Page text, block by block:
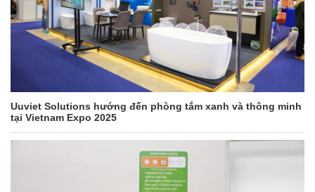
Uuviet Solutions hướng đến phòng tắm xanh và thông minh
tại Vietnam Expo 2025